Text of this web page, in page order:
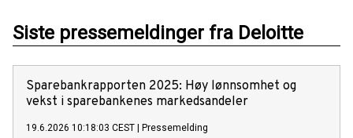
Siste pressemeldinger fra Deloitte
Sparebankrapporten 2025: Høy lønnsomhet og
vekst i sparebankenes markedsandeler
19.6.2026 10:18:03 CEST Pressemelding